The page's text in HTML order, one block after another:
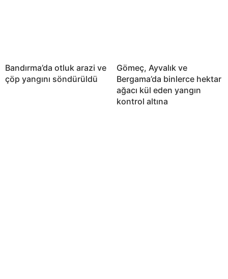
Bandırma’da otluk arazi ve
çöp yangını söndürüldü
Gömeç, Ayvalık ve
Bergama’da binlerce hektar
ağacı kül eden yangın
kontrol altına